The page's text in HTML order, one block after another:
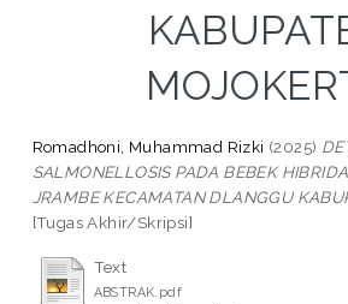
Romadhoni, Muhammad Rizki (2025)
SALMONELLOSIS PADA BEBEK
JRAMBE KECAMATAN DLANGGU
[Tugas Akhir/Skripsi]
Text
ABSTRAK.pdf